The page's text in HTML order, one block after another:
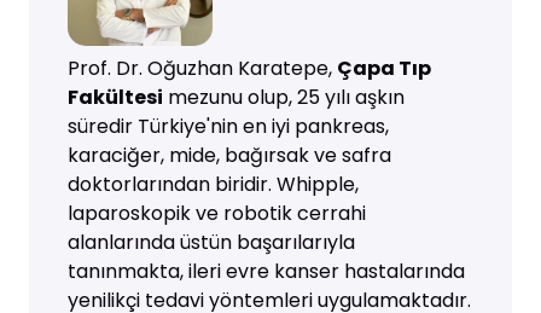
Prof. Dr. Oğuzhan Karatepe, Çapa Tıp
Fakültesi mezunu olup, 25 yılı aşkın
süredir Türkiye'nin en iyi pankreas,
karaciğer, mide, bağırsak ve safra
doktorlarından biridir. Whipple,
laparoskopik ve robotik cerrahi
alanlarında üstün başarılarıyla
tanınmakta, ileri evre kanser hastalarında
yenilikçi tedavi yöntemleri uygulamaktadır.